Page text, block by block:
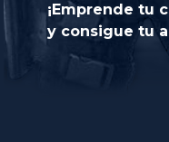
¡Emprende tu
y consigue tu